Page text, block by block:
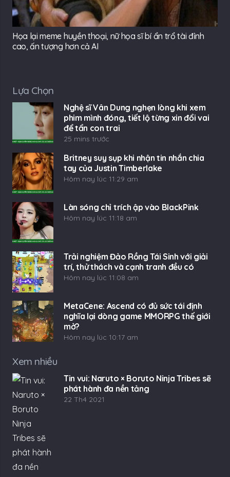
Họa lại meme huyền thoại, nữ họa sĩ bí ẩn trổ tài đỉnh
cao, ấn tượng hơn cả AI
Lựa Chọn
Nghệ sĩ Vân Dung nghẹn lòng khi xem
phim mình đóng, tiết lộ từng xin đổi vai
để tẩn con trai
25 mins trước
Britney suy sụp khi nhận tin nhắn chia
tay của Justin Timberlake
Hôm nay lúc 11:29 am
Làn sóng chỉ trích ập vào BlackPink
Hôm nay lúc 11:18 am
Trải nghiệm Đảo Rồng Tái Sinh với giải
trí, thử thách và cạnh tranh đều có
Hôm nay lúc 11:08 am
MetaCene: Ascend có đủ sức tái định
nghĩa lại dòng game MMORPG thế giới
mở?
Hôm nay lúc 10:17 am
Xem nhiều
Tin vui: Naruto × Boruto Ninja Tribes sẽ
phát hành đa nền tảng
22 Th4 2021